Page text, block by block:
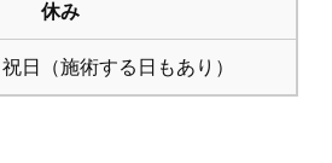
休み
日（施術する日もあり）